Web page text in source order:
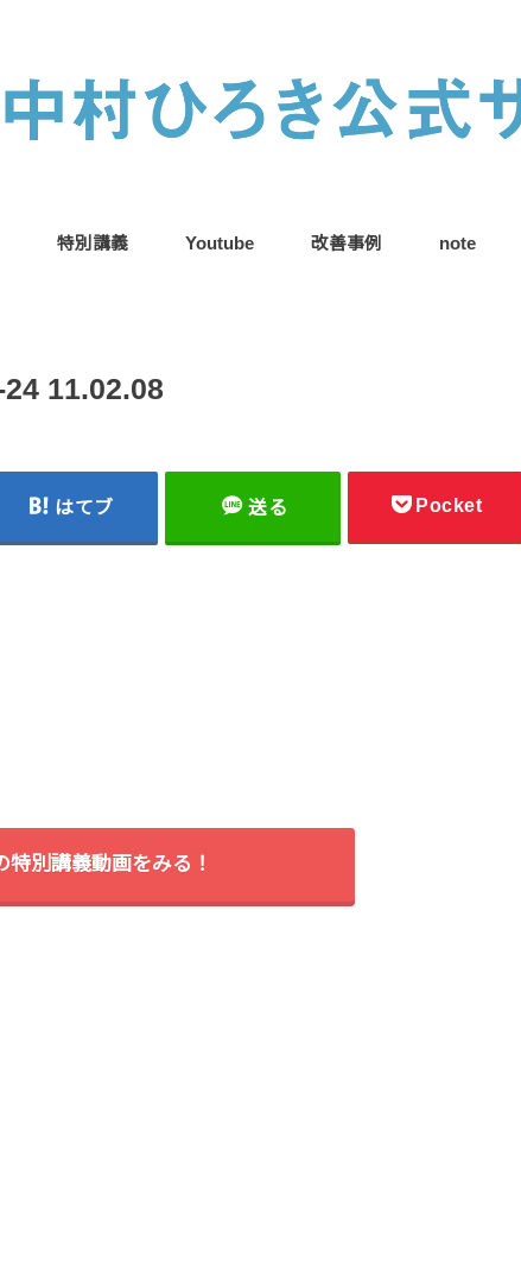
特別講義 Youtube 改善事例 note
11.02.08
はてブ 送る Pocket
特別講義動画をみる！